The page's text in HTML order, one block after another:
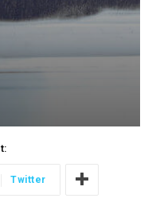
Twitter